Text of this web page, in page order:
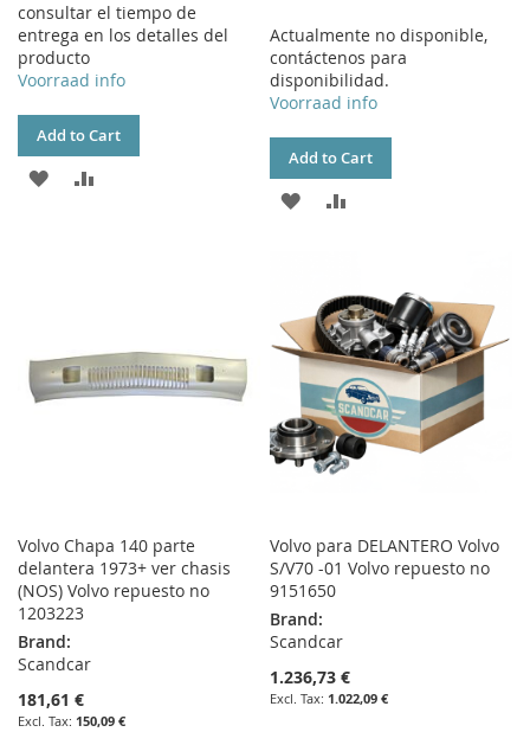
consultar el tiempo de
entrega en los detalles del
producto
Voorraad info
Add to Cart
ADD
Actualmente no disponible,
contáctenos para
disponibilidad.
Voorraad info
Add to Cart
ADD
LIST
Volvo Chapa 140 parte
delantera 1973+ ver chasis
(NOS) Volvo repuesto no
1203223
Brand:
Scandcar
181,61 €
150,09 €
Volvo para DELANTERO Volvo
S/V70 -01 Volvo repuesto no
9151650
Brand:
Scandcar
1.236,73 €
1.022,09 €